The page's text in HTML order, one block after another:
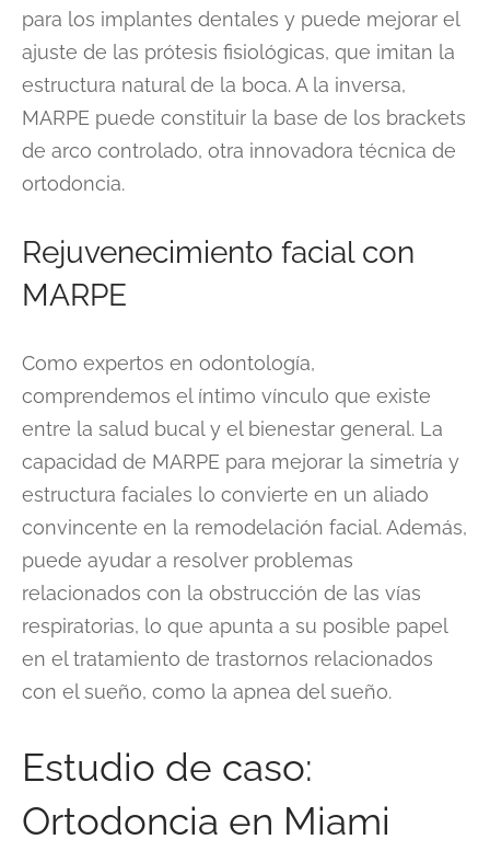
para los implantes dentales y puede mejorar el
ajuste de las prótesis fisiológicas, que imitan la
estructura natural de la boca. A la inversa,
MARPE puede constituir la base de los brackets
de arco controlado, otra innovadora técnica de
ortodoncia.
Rejuvenecimiento facial con
MARPE
Como expertos en odontología,
comprendemos el íntimo vínculo que existe
entre la salud bucal y el bienestar general. La
capacidad de MARPE para mejorar la simetría y
estructura faciales lo convierte en un aliado
convincente en la remodelación facial. Además,
puede ayudar a resolver problemas
relacionados con la obstrucción de las vías
respiratorias, lo que apunta a su posible papel
en el tratamiento de trastornos relacionados
con el sueño, como la apnea del sueño.
Estudio de caso:
Ortodoncia en Miami